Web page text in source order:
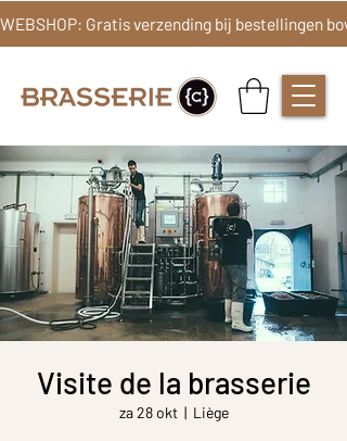
Visite de la brasserie
za 28 okt
  |
Liège